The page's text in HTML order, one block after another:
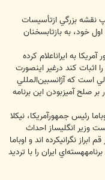
نقشه بزرگي ازتأسيسات
خود، به بازتابسخنان
به ايراناعلام كرده
اثبات كند درغير اينصورت
است كه آژانسبين‌المللي
صلح آميزبودن اين برنامه
رئيس جمهورآمريكا، نيكلا
وزير انگليساز احداث
نگرانيكرده اند و اوباما
ايران را با ترديد